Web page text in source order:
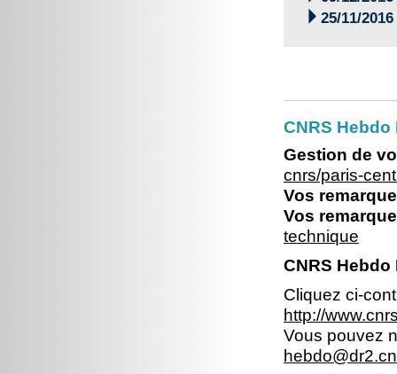
 25/11/2016
CNRS Hebdo
Gestion de
cnrs/paris-
Vos
Vos
technique
CNRS
Cliquez ci-
http://
Vous pouvez